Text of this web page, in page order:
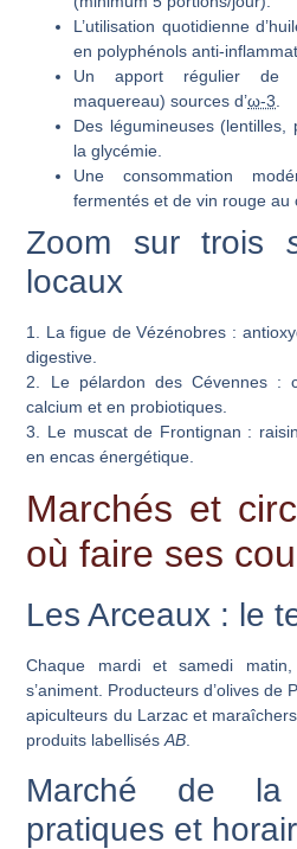
L’utilisation quotidienne
en polyphénols anti-
Un apport régulier de
maquereau) sources d’ω-3
Des légumineuses
la glycémie.
Une consommation
fermentés et de vin rouge au
Zoom sur trois
locaux
1. La figue de Vézénobres :
digestive.
2. Le pélardon des Cévennes:
calcium et en probiotiques.
3. Le muscat de Frontignan :
en encas énergétique.
Marchés et
où faire ses
Les Arceaux : le
Chaque mardi et samedi
s’animent. Producteurs d’olives de
apiculteurs du Larzac et
produits labellisésAB.
Marché de
pratiques et